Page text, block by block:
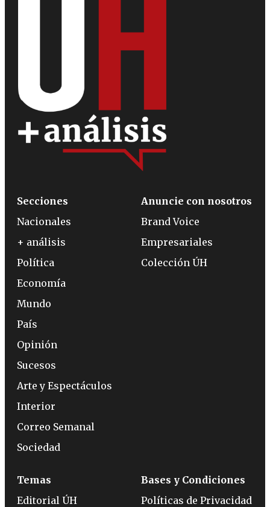
Secciones
Nacionales
+ análisis
Política
Economía
Mundo
País
Opinión
Sucesos
Arte y Espectáculos
Interior
Correo Semanal
Sociedad
Anuncie con nosotros
Brand Voice
Empresariales
Colección ÚH
Temas
Editorial ÚH
Bases y Condiciones
Políticas de Privacidad